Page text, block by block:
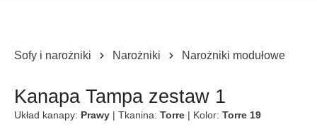
Sofy i narożniki Narożniki Narożniki modułowe
Kanapa Tampa zestaw 1
Układ kanapy: Prawy | Tkanina: Torre | Kolor: Torre 19